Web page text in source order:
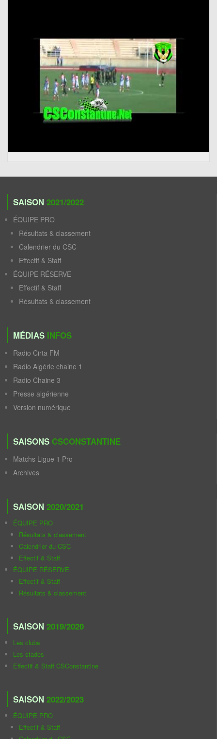
SAISON 2021/2022
ÉQUIPE PRO
Résultats & classement
Calendrier du CSC
Effectif & Staff
ÉQUIPE RÉSERVE
Effectif & Staff
Résultats & classement
MÉDIAS INFOS
Radio Cirta FM
Radio Algérie chaine 1
Radio Chaine 3
Presse algérienne
Version numérique
SAISONS CSCONSTANTINE
Matchs Ligue 1 Pro
Archives
SAISON 2020/2021
ÉQUIPE PRO
Résultats & classement
Calendrier du CSC
Effectif & Staff
ÉQUIPE RÉSERVE
Effectif & Staff
Résultats & classement
SAISON 2019/2020
Les clubs
Les stades
Effectif & Staff CSConstantine
SAISON 2022/2023
ÉQUIPE PRO
Effectif & Staff